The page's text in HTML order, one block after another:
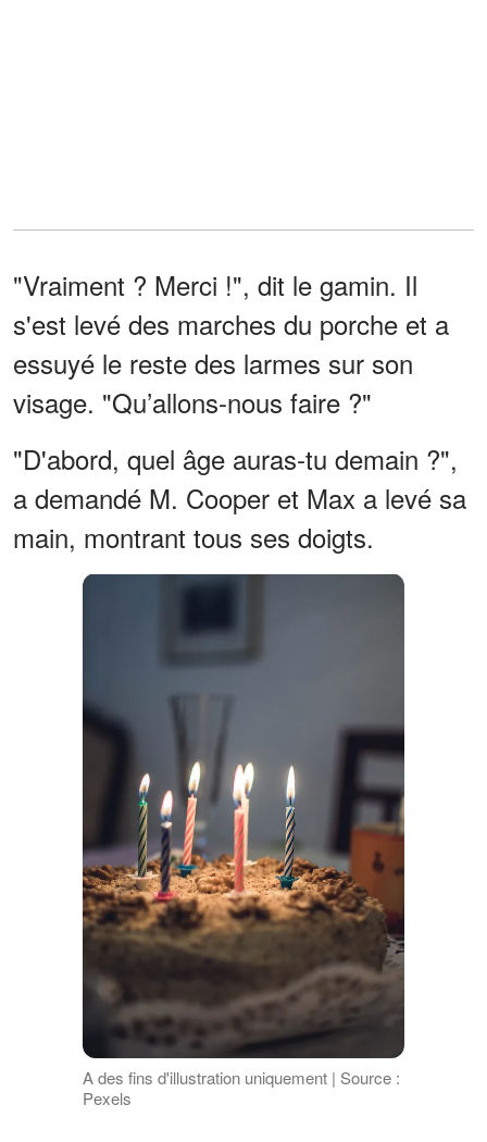
"Vraiment ? Merci !", dit le gamin. Il
s'est levé des marches du porche et a
essuyé le reste des larmes sur son
visage. "Qu’allons-nous faire ?"
"D'abord, quel âge auras-tu demain ?",
a demandé M. Cooper et Max a levé sa
main, montrant tous ses doigts.
A des fins d'illustration uniquement | Source :
Pexels